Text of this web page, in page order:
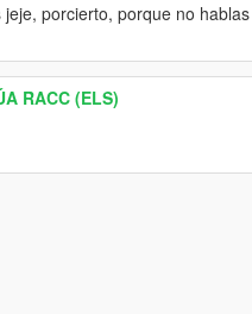
porcierto, porque no
RACC (ELS)